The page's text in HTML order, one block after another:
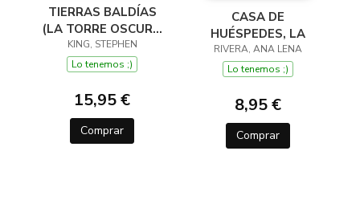
TIERRAS BALDÍAS
(LA TORRE OSCURA
3) (EDICIÓN CANTOS
TINTADOS)
KING, STEPHEN
Lo tenemos ;)
15,95 €
Comprar
CASA DE
HUÉSPEDES, LA
RIVERA, ANA LENA
Lo tenemos ;)
8,95 €
Comprar